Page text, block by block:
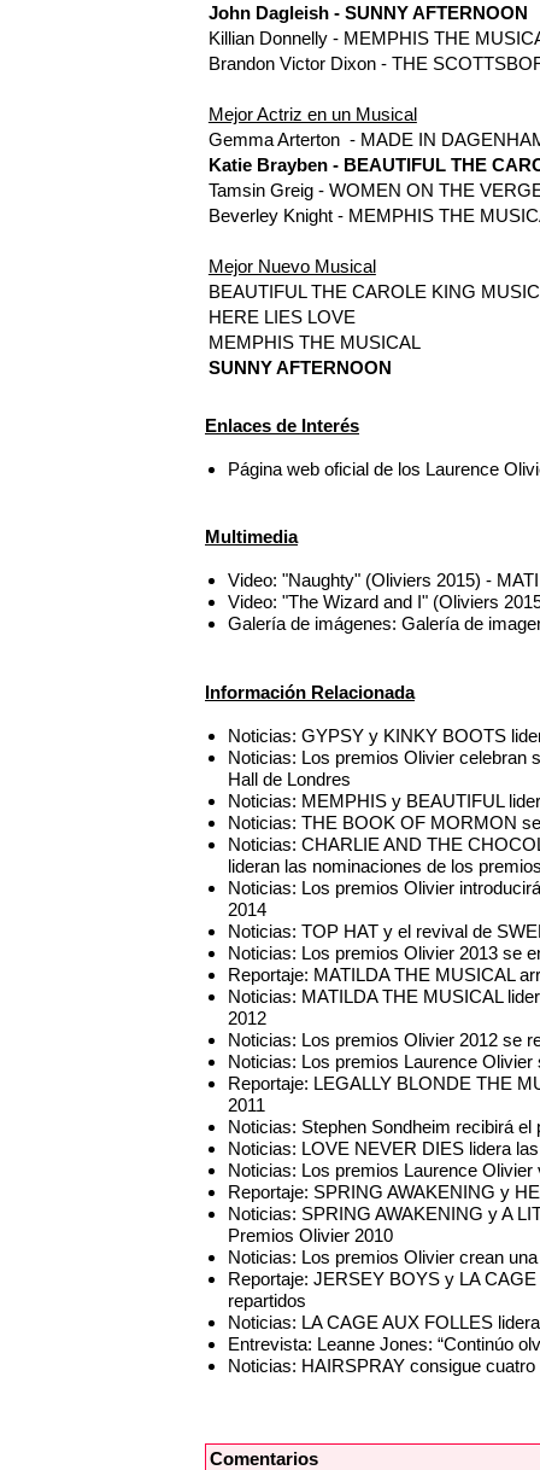
John Dagleish - SUNNY AFTERNOON
Killian Donnelly - MEMPHIS THE
Brandon Victor Dixon - THE
Mejor Actriz en un Musical
Gemma Arterton - MADE IN
Katie Brayben - BEAUTIFUL THE
Tamsin Greig - WOMEN ON THE
Beverley Knight - MEMPHIS THE
Mejor Nuevo Musical
BEAUTIFUL THE CAROLE KING
HERE LIES LOVE
MEMPHIS THE MUSICAL
SUNNY AFTERNOON
Enlaces de Interés
Página web oficial de los Laurence
Multimedia
Video: "Naughty" (Oliviers 2015) -
Video: "The Wizard and I" (Oliviers
Galería de imágenes: Galería de
Información Relacionada
Noticias: GYPSY y KINKY BOOTS
Noticias: Los premios Olivier celebran
Hall de Londres
Noticias: MEMPHIS y BEAUTIFUL
Noticias: THE BOOK OF MORMON
Noticias: CHARLIE AND THE
lideran las nominaciones de los
Noticias: Los premios Olivier
2014
Noticias: TOP HAT y el revival de
Noticias: Los premios Olivier 2013 se
Reportaje: MATILDA THE MUSICAL
Noticias: MATILDA THE MUSICAL
2012
Noticias: Los premios Olivier 2012 se
Noticias: Los premios Laurence
Reportaje: LEGALLY BLONDE THE
2011
Noticias: Stephen Sondheim recibirá
Noticias: LOVE NEVER DIES lidera
Noticias: Los premios Laurence
Reportaje: SPRING AWAKENING y
Noticias: SPRING AWAKENING y A
Premios Olivier 2010
Noticias: Los premios Olivier crean
Reportaje: JERSEY BOYS y LA
repartidos
Noticias: LA CAGE AUX FOLLES
Entrevista: Leanne Jones: “Continúo
Noticias: HAIRSPRAY consigue
Comentarios